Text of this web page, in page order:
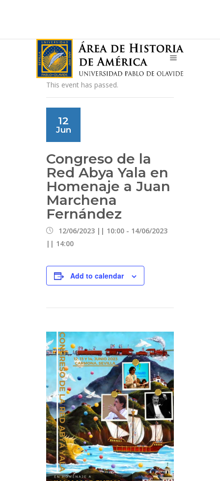
This event has passed.
12
Jun
Congreso de la
Red Abya Yala en
Homenaje a Juan
Marchena
Fernández
12/06/2023 || 10:00 - 14/06/2023
|| 14:00
Add to calendar